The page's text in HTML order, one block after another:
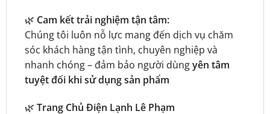
🌿 Cam kết trải nghiệm tận tâm:
Chúng tôi luôn nỗ lực mang đến dịch vụ chăm
sóc khách hàng tận tình, chuyên nghiệp và
nhanh chóng – đảm bảo người dùngyên tâm
tuyệt đối khi sử dụng sản phẩm
🌿 Trang Chủ Điện Lạnh Lê Phạm